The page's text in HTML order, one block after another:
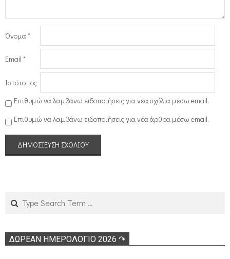
Όνομα *
Email *
Ιστότοπος
Επιθυμώ να λαμβάνω ειδοποιήσεις για νέα σχόλια μέσω email.
Επιθυμώ να λαμβάνω ειδοποιήσεις για νέα άρθρα μέσω email.
ΔΩΡΕΑΝ ΗΜΕΡΟΛΟΓΙΟ 2026 ↷